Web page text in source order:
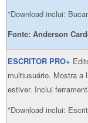
*Download inclui:
Fonte: Anderson
ESCRITOR PRO+
multiusuário. Mostra a
estiver. Inclui
*Download inclui: